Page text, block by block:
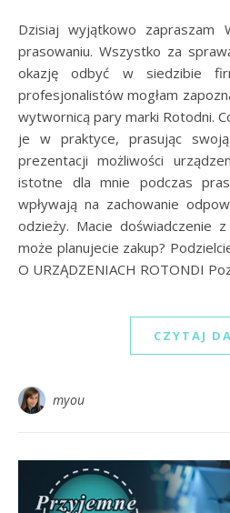
Dzisiaj wyjątkowo zapraszam Was na film poświęcony
prasowaniu. Wszystko za
okazję odbyć w siedzibie
profesjonalistów mogłam
wytwornicą pary marki Rotodni.
je w praktyce, prasując
prezentacji możliwości
istotne dla mnie podczas
wpływają na zachowanie
odzieży. Macie doświadczenie
może planujecie zakup?
O URZĄDZENIACH ROTONDI
CZYTAJ
myou